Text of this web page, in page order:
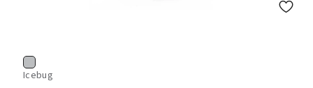
Icebug